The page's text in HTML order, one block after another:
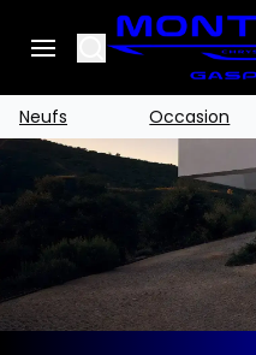
Search
Neufs Occasion